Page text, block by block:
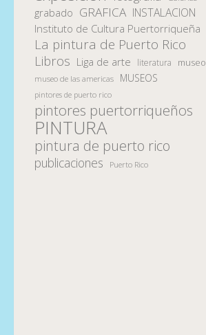
grabado GRAFICA INSTALACION
Instituto de Cultura Puertorriqueña
La pintura de Puerto Rico
Libros Liga de arte literatura museo
museo de las americas MUSEOS
pintores de puerto rico
pintores puertorriqueños
PINTURA
pintura de puerto rico
publicaciones Puerto Rico